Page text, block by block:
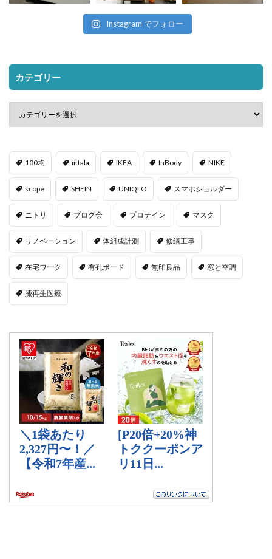
Instagram でフォロー
カテゴリー
100均 iittala IKEA InBody NIKE
scope SHEIN UNIQLO スマホショルダー
ニトリ ブログ会 プロテイン マスク
リノベーション 体組成計測 修繕工事
在宅ワーク 有孔ボード 無印良品 窓と空調
膝再生医療